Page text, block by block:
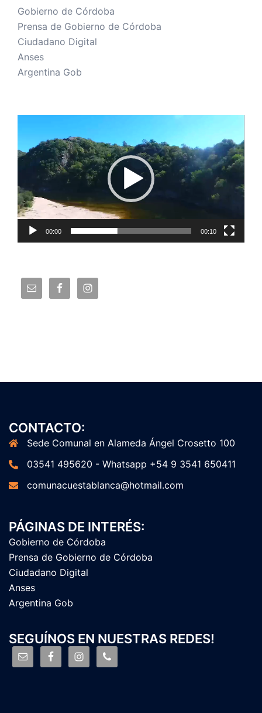
Gobierno de Córdoba
Prensa de Gobierno de Córdoba
Ciudadano Digital
Anses
Argentina Gob
vídeo
00:00 00:10
CONTACTO:
Sede Comunal en Alameda Ángel Crosetto 100
03541 495620 - Whatsapp +54 9 3541 650411
comunacuestablanca@hotmail.com
PÁGINAS DE INTERÉS:
Gobierno de Córdoba
Prensa de Gobierno de Córdoba
Ciudadano Digital
Anses
Argentina Gob
SEGUÍNOS EN NUESTRAS REDES!